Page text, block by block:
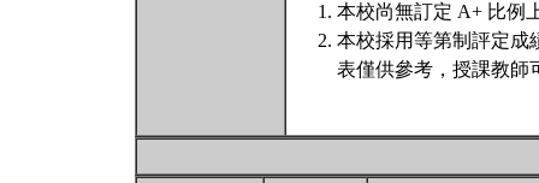
本校尚無訂定 A+ 比例
本校採用等第制評定成
表僅供參考，授課教師